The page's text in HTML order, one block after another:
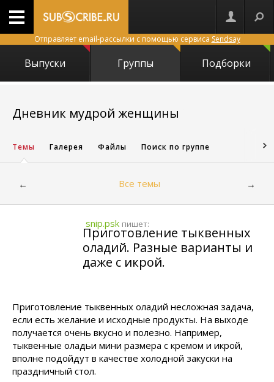
Отправляет email-рассылки с помощью сервиса Sendsay
Выпуски Группы Подборки
Дневник мудрой женщины
Темы Галерея Файлы Поиск по группе
← Все темы →
snip.psk пишет:
Приготовление тыквенных
оладий. Разные варианты и
даже с икрой.
Приготовление тыквенных оладий несложная задача,
если есть желание и исходные продукты. На выходе
получается очень вкусно и полезно. Например,
тыквенные оладьи мини размера с кремом и икрой,
вполне подойдут в качестве холодной закуски на
праздничный стол.